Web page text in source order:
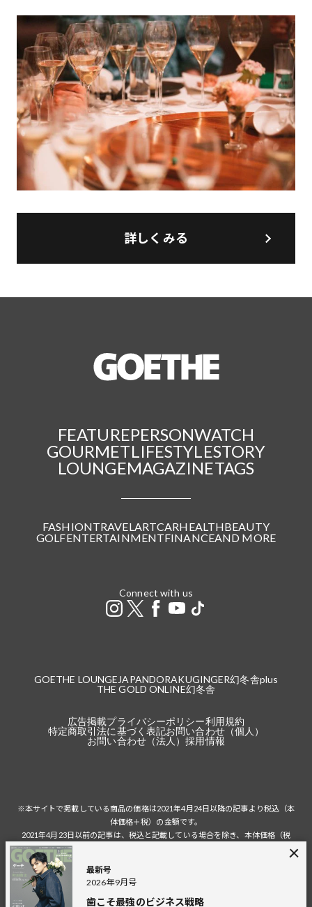
詳しくみる
最新号
2026年9月号
歯こそ最強のビジネス戦略
FEATUREPERSONWATCH
GOURMETLIFESTYLESTORY
LOUNGEMAGAZINETAGS
FASHIONTRAVELARTCARHEALTHBEAUTY
GOLFENTERTAINMENTFINANCEAND MORE
Connect with us
GOETHE LOUNGE JAPANDORAKUGINGER幻冬舎plus
THE GOLD ONLINE幻冬舎
広告掲載プライバシーポリシー利用規約
特定商取引法に基づく表記お問い合わせ（個人）
お問い合わせ（法人）採用情報
※本サイトで掲載している商品の価格は2021年4月24日以降の記事より税込（本
体価格＋税）の金額です。
2021年4月23日以前の記事は、税込と記載している場合を除き、本体価格（税
税込の場合の税額は掲載当時の税率に準じます。